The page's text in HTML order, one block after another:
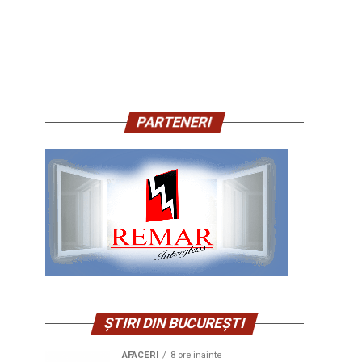
PARTENERI
ȘTIRI DIN BUCUREȘTI
AFACERI 8 ore inainte